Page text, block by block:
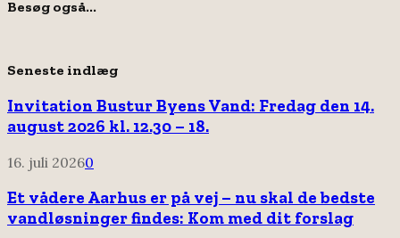
Besøg også...
Seneste indlæg
Invitation Bustur Byens Vand: Fredag den 14.
august 2026 kl. 12.30 – 18.
16. juli 20260
Et vådere Aarhus er på vej – nu skal de bedste
vandløsninger findes: Kom med dit forslag